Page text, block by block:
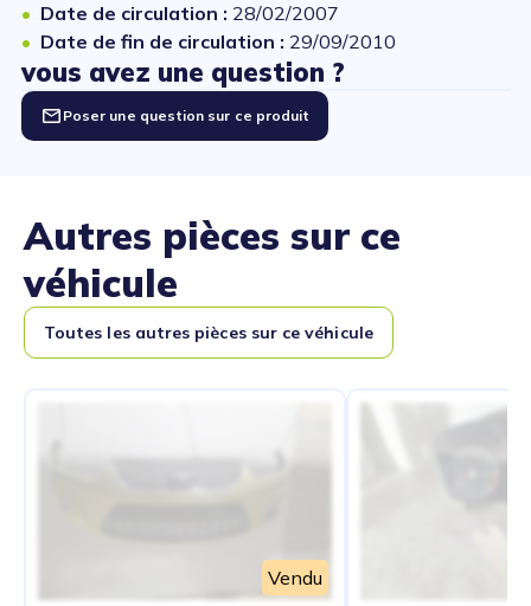
Date de circulation : 28/02/2007
Date de fin de circulation : 29/09/2010
vous avez une question ?
Poser une question sur ce produit
Autres pièces sur ce
véhicule
Toutes les autres pièces sur ce véhicule
Vendu